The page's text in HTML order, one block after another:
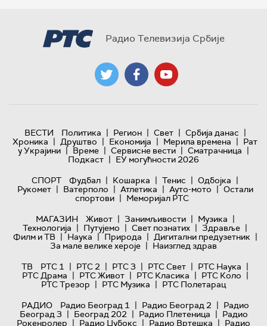
Радио Телевизија Србије
ВЕСТИ Политика | Регион | Свет | Србија данас |
Хроника | Друштво | Економија | Мерила времена | Рат
у Украјини | Време | Сервисне вести | Сматрачница |
Подкаст | ЕУ могућности 2026
СПОРТ
Фудбал | Кошарка | Тенис | Одбојка |
Рукомет | Ватерполо | Атлетика | Ауто-мото | Остали
спортови | Меморијал РТС
МАГАЗИН
Живот | Занимљивости | Музика |
Технологијa | Путујемо | Свет познатих | Здравље |
Филм и ТВ | Наука | Природа | Дигитални предузетник |
За мале велике хероје | Наизглед здрав
ТВ
РТС 1 | РТС 2 | РТС 3 | РТС Свет | РТС Наука |
РТС Драма | РТС Живот | РТС Класика | РТС Коло |
РТС Трезор | РТС Музика | РТС Полетарац
РАДИО
Радио Београд 1 | Радио Београд 2 | Радио
Београд 3 | Београд 202 | Радио Плетеница | Радио
Рокенролер | Радио Џубокс | Радио Вртешка | Радио